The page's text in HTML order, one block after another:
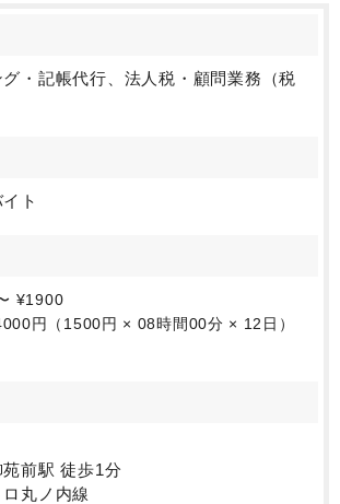
各自の能力に応じて仕事の割り振り
事をお願いしたり、スキルを大きく
いすることはいたしません。
きます。
は基本的にお茶出しは正社員の方が
すが、事務所内に人がいらっしゃらな
等にも柔軟に対応いただける事務所
中の方やワークライフバランスを重
にはピッタリです。
・記帳代行、法人税・顧問業務（税
ト
¥1900
円（1500円 × 08時間00分 × 12日）
前駅 徒歩1分
丸ノ内線